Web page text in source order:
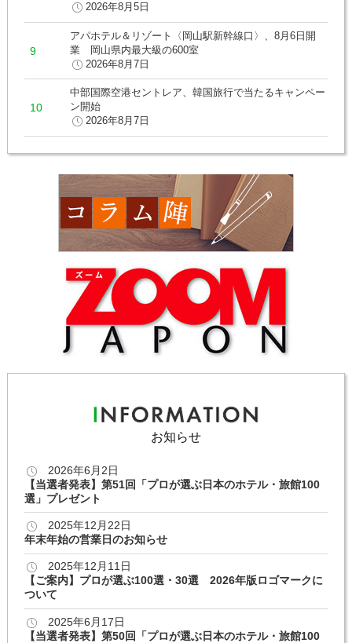
2026年8月5日
アパホテル＆リゾート〈岡山駅新幹線口〉、8月6日開
業 岡山県内最大級の600室
2026年8月7日
中部国際空港セントレア、韓国旅行で当たるキャンペー
ン開始
2026年8月7日
お知らせ
2026年6月2日
【当選者発表】第51回「プロが選ぶ日本のホテル・旅館100
選」プレゼント
2025年12月22日
年末年始の営業日のお知らせ
2025年12月11日
【ご案内】プロが選ぶ100選・30選 2026年版ロゴマークに
ついて
2025年6月17日
【当選者発表】第50回「プロが選ぶ日本のホテル・旅館100